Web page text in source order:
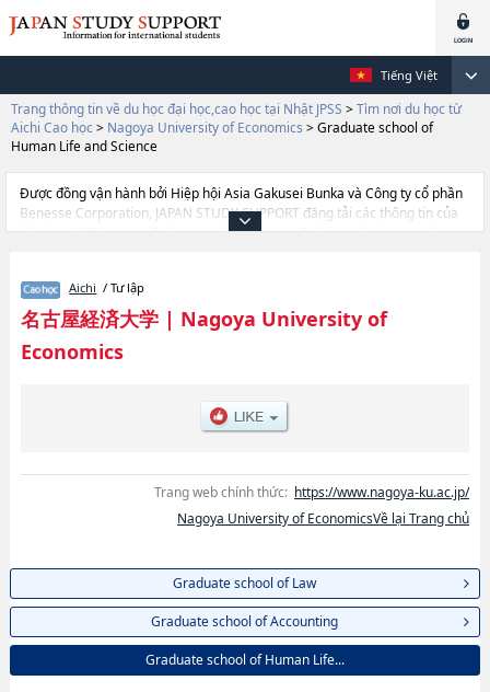
Tiếng Việt
Trang thông tin về du học đại học,cao học tại Nhật JPSS > Tìm nơi du học từ
Aichi Cao học > Nagoya University of Economics > Graduate school of
Human Life and Science
Được đồng vận hành bởi Hiệp hội Asia Gakusei Bunka và Công ty cổ phần
Benesse Corporation, JAPAN STUDY SUPPORT đăng tải các thông tin của
khoảng 1.300 trường đại học, cao học, trường đại học ngắn hạn, trường
và thông tin cần thiết dành cho du học sinh, như là về các Graduate school
of LawhoặcGraduate school of AccountinghoặcGraduate school of Human
Life and Science, thông tin về từng khoa nghiên cứu, thông tin liên quan
đến thi tuyển như số lượng tuyển sinh, số lượng trúng tuyển, cở sở trang
Aichi / Tư lập
名古屋経済大学| Nagoya University of
Economics
Trang web chính thức: https://www.nagoya-ku.ac.jp/
Nagoya University of EconomicsVề lại Trang chủ
Graduate school of Law
Graduate school of Accounting
Graduate school of Human Life...